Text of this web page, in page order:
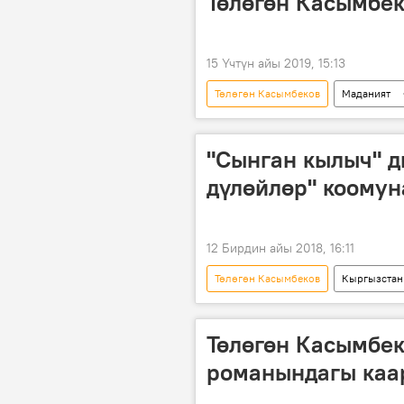
15 Үчтүн айы 2019, 15:13
Төлөгөн Касымбеков Маданият
Кыргыздын көркөм өнөрү,
"Сынган кылыч"
дүлөйлөр"
12 Бирдин айы 2018, 16:11
Төлөгөн Касымбеков Кыргызстан
дүлөй
аудио
Төлөгөн
романындагы